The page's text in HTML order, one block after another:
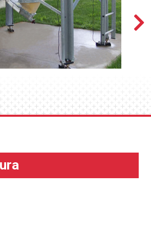
TIME® C-CENTRAL™.
los pesos de alimentación de
contenedores separados
en dos conjuntos diferentes de
de carga.
el peso en libras o kilogramos
práctica en pantalla y las
de edición permiten configurar y
de acceso protegido con
restringe la operación de
únicamente a usuarios autorizados.
de alarma alerta al operador
y advertencias del sistema
una lista con la fecha y la hora de
eventos de alarma más recientes.